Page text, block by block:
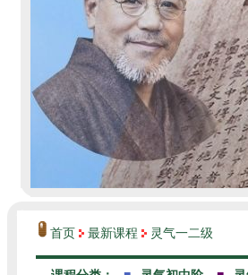
首页 最新课程 灵气一二级